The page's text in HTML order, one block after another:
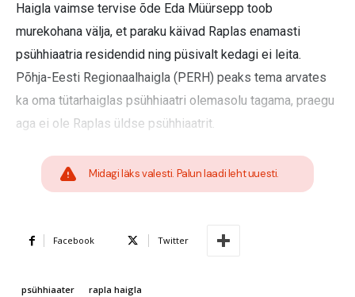
Haigla vaimse tervise õde Eda Müürsepp toob
murekohana välja, et paraku käivad Raplas enamasti
psühhiaatria residendid ning püsivalt kedagi ei leita.
Põhja-Eesti Regionaalhaigla (PERH) peaks tema arvates
ka oma tütarhaiglas psühhiaatri olemasolu tagama, praegu
aga ei ole Raplas üldse psühhiaatrit.
Midagi läks valesti. Palun laadi leht uuesti.
Facebook Twitter
psühhiaater rapla haigla